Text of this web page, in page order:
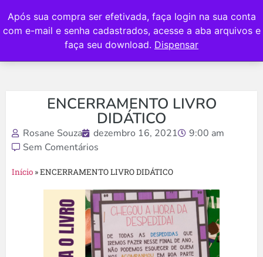
Após sua compra ser efetivada, faça login na sua conta
com e-mail e senha cadastrados, acesse a aba arquivos e
faça seu download. Dispensar
ENCERRAMENTO LIVRO
DIDÁTICO
Rosane Souza dezembro 16, 2021
9:00 am
Sem Comentários
Início »ENCERRAMENTO LIVRO DIDÁTICO